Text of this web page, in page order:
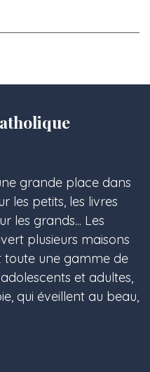
grande place dans
les petits, les livres
les grands... Les
plusieurs maisons
toute une gamme de
et adultes,
qui éveillent au beau,